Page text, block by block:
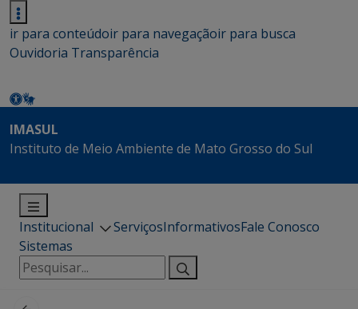
ir para conteúdoir para navegaçãoir para busca
Ouvidoria Transparência
IMASUL
Instituto de Meio Ambiente de Mato Grosso do Sul
Institucional ServiçosInformativosFale Conosco
Sistemas
Pesquisar
por: